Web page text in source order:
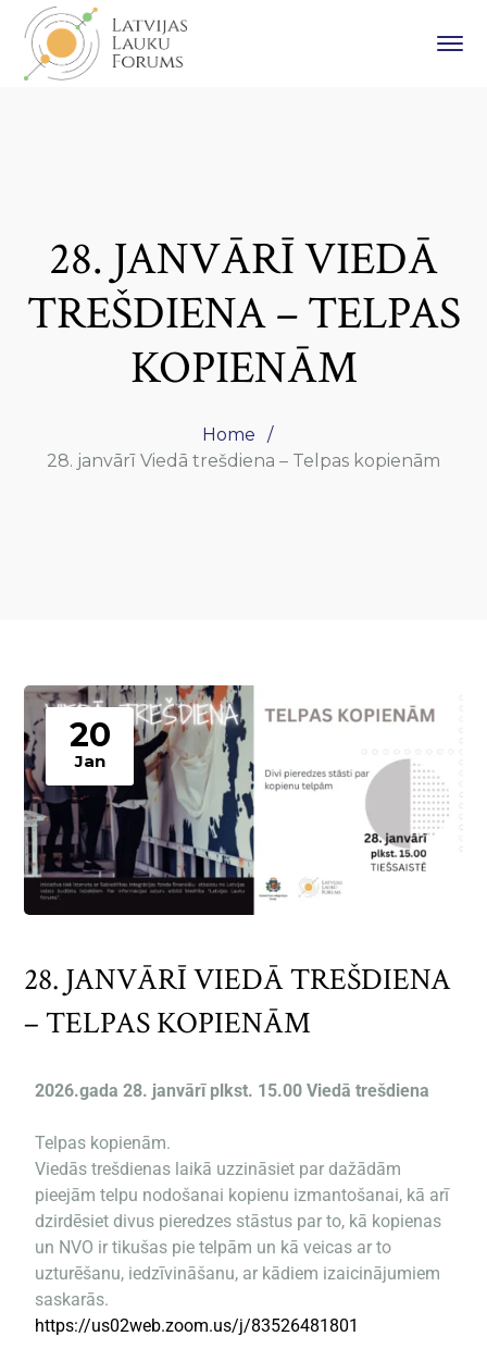
28. JANVĀRĪ VIEDĀ
TREŠDIENA – TELPAS
KOPIENĀM
Home
28. janvārī Viedā trešdiena – Telpas kopienām
20
Jan
28. JANVĀRĪ VIEDĀ TREŠDIENA
– TELPAS KOPIENĀM
2026.gada 28. janvārī plkst. 15.00 Viedā trešdiena
Telpas kopienām.
Viedās trešdienas laikā uzzināsiet par dažādām
pieejām telpu nodošanai kopienu izmantošanai, kā arī
dzirdēsiet divus pieredzes stāstus par to, kā kopienas
un NVO ir tikušas pie telpām un kā veicas ar to
uzturēšanu, iedzīvināšanu, ar kādiem izaicinājumiem
saskarās.
https://us02web.zoom.us/j/83526481801